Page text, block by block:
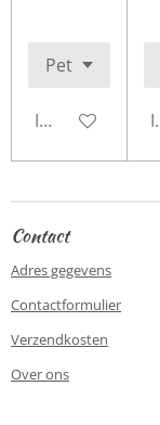
In winkelwagen
Contact
Adres gegevens
Contactformulier
Verzendkosten
Over ons